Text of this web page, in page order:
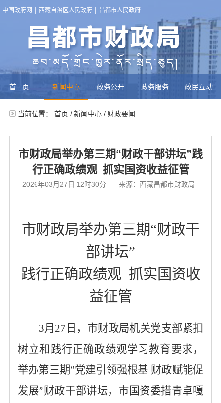
中国政府网 | 西藏自治区人民政府 | 昌都市人民政府
首页 新闻中心 政务公开 政务服务 政民互动
当前位置： 首页 / 新闻中心/ 财政要闻
市财政局举办第三期“财政干部讲坛”践
行正确政绩观 抓实国资收益征管
2026年03月27日 12时30分 来源：西藏昌都市财政局
市财政局举办第三期“财政干
部讲坛”
践行正确政绩观 抓实国资收
益征管
3月 27 日，市财政局机关党支部紧扣
树立和践行正确政绩观学习教育要求，
举办第三期“党建引领强根基 财政赋能促
发展”财政干部讲坛，市国资委措青卓嘎